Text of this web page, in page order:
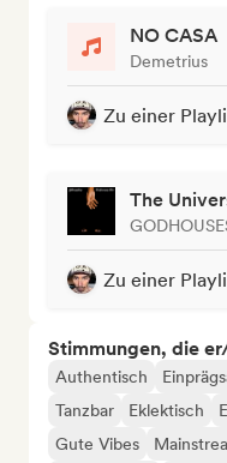
NO CASA
Demetrius
Zu einer
The
Zu einer
Stimmungen, die
Authentisch
Tanzbar
Eklektisch
Gute Vibes